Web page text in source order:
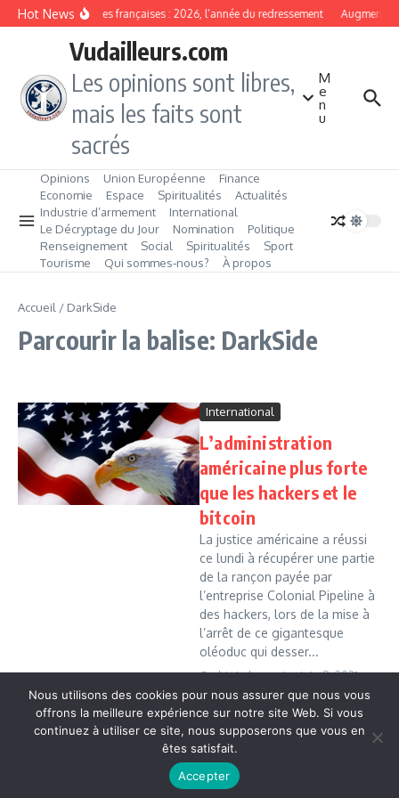
Aller au contenu
Hot NewsBanques françaises : 2026, l’année du redressement
Vudailleurs.com
Les opinions sont libres,
mais les faits sont
sacrés
M
e
n
u
Opinions Union Européenne
Finance
Economie
Espace Spiritualités
Actualités
Industrie d’armement
International
Le Décryptage du Jour
Nomination
Politique
Renseignement
Social Spiritualités
Sport
Tourisme
Qui sommes‑nous? À propos
Accueil / DarkSide
Parcourir la balise: DarkSide
International
L’administration
américaine plus forte
que les hackers et le
bitcoin
La justice américaine a réussi
ce lundi à récupérer une partie
de la rançon payée par
l’entreprise Colonial Pipeline à
des hackers, lors de la mise à
l’arrêt de ce gigantesque
oléoduc qui desser...
Cedric Leboussi juin 8, 2021
Read More
Copyright © 2026 Vudailleurs.com | Réalisé par
d'actualités X
Nous utilisons des cookies pour nous assurer que nous vous
offrons la meilleure expérience sur notre site Web. Si vous
continuez à utiliser ce site, nous supposerons que vous en
êtes satisfait.
Accepter